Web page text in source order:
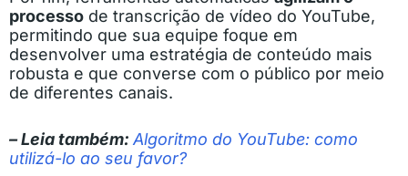
processo de transcrição de vídeo do YouTube,
permitindo que sua equipe foque em
desenvolver uma estratégia de conteúdo mais
robusta e que converse com o público por meio
de diferentes canais.
– Leia também: Algoritmo do YouTube: como
utilizá-lo ao seu favor?